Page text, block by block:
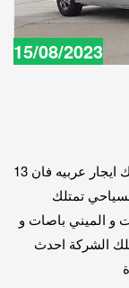
15/08/2023
ايجار ميكروباص الى مطروح 01115675586 لذلك ايجار عربيه فان 13
تمتلك
و الميني باصات و
الشركة احدث